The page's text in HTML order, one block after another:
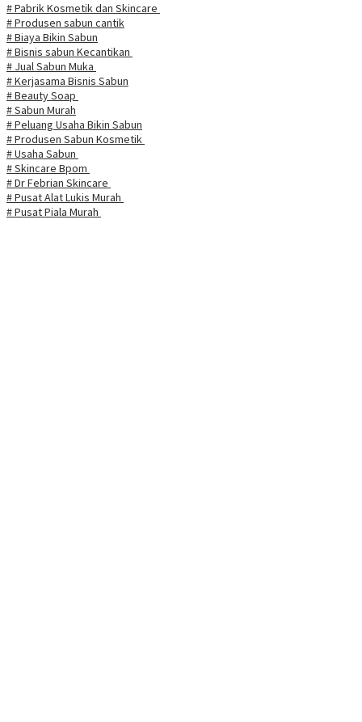
# Pabrik Kosmetik dan Skincare
# Produsen sabun cantik
# Biaya Bikin Sabun
# Bisnis sabun Kecantikan
# Jual Sabun Muka
# Kerjasama Bisnis Sabun
# Beauty Soap
# Sabun Murah
# Peluang Usaha Bikin Sabun
# Produsen Sabun Kosmetik
# Usaha Sabun
# Skincare Bpom
# Dr Febrian Skincare
# Pusat Alat Lukis Murah
# Pusat Piala Murah